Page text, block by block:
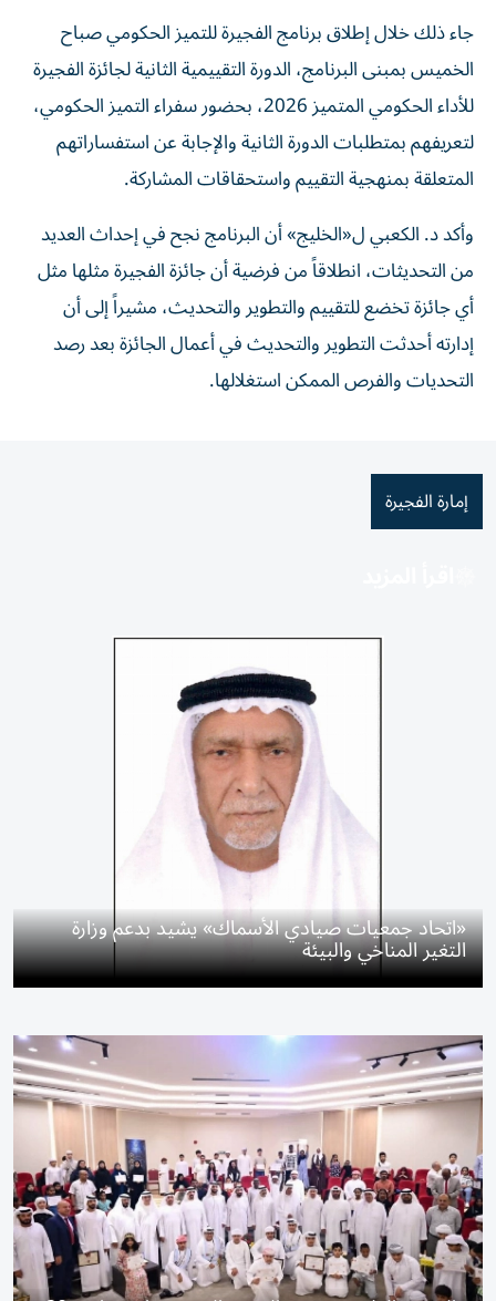
جاء ذلك خلال إطلاق برنامج الفجيرة للتميز الحكومي صباح
الخميس بمبنى البرنامج، الدورة التقييمية الثانية لجائزة الفجيرة
للأداء الحكومي المتميز 2026، بحضور سفراء التميز الحكومي،
لتعريفهم بمتطلبات الدورة الثانية والإجابة عن استفساراتهم
المتعلقة بمنهجية التقييم واستحقاقات المشاركة.
وأكد د. الكعبي ل«الخليج» أن البرنامج نجح في إحداث العديد
من التحديثات، انطلاقاً من فرضية أن جائزة الفجيرة مثلها مثل
أي جائزة تخضع للتقييم والتطوير والتحديث، مشيراً إلى أن
إدارته أحدثت التطوير والتحديث في أعمال الجائزة بعد رصد
التحديات والفرص الممكن استغلالها.
إمارة الفجيرة
«اتحاد جمعيات صيادي الأسماك» يشيد بدعم وزارة
التغير المناخي والبيئة